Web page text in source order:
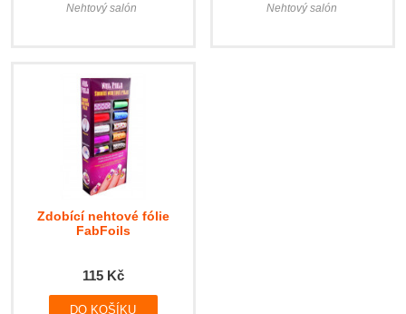
Nehtový salón Nehtový salón
Zdobící nehtové fólie
FabFoils
115 Kč